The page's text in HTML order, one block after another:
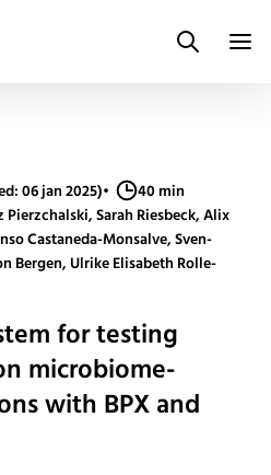
Search
06 jan 2025)•
40 min
Sarah Riesbeck, Alix
Castaneda-Monsalve, Sven-
Bergen, Ulrike Elisabeth Rolle-
for testing
microbiome-
with BPX and